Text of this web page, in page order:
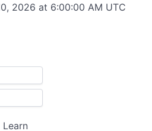
Learn
2026 at 6:00:00 AM UTC